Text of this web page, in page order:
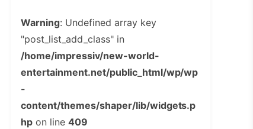
Warning: Undefined array key
"post_list_add_class" in
/home/impressiv/new-world-
entertainment.net/public_html/wp/wp
-
content/themes/shaper/lib/widgets.p
hpon line 409